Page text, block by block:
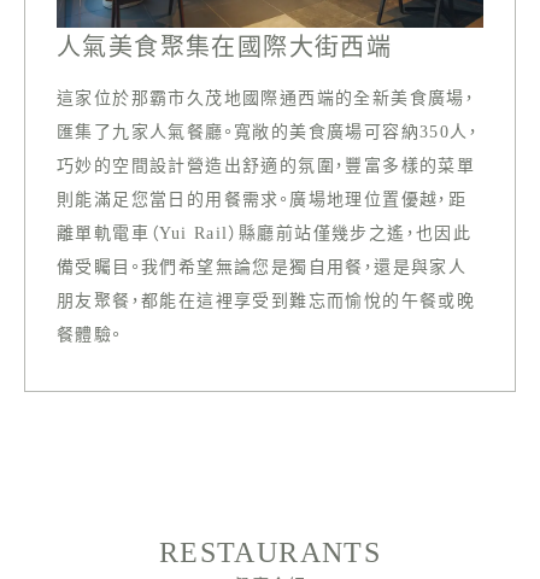
人氣美食聚集在國際大街西端
這家位於那霸市久茂地國際通西端的全新美食廣場，
匯集了九家人氣餐廳。寬敞的美食廣場可容納350人，
巧妙的空間設計營造出舒適的氛圍，豐富多樣的菜單
則能滿足您當日的用餐需求。廣場地理位置優越，距
離單軌電車（Yui Rail）縣廳前站僅幾步之遙，也因此
備受矚目。我們希望無論您是獨自用餐，還是與家人
朋友聚餐，都能在這裡享受到難忘而愉悅的午餐或晚
餐體驗。
RESTAURANTS